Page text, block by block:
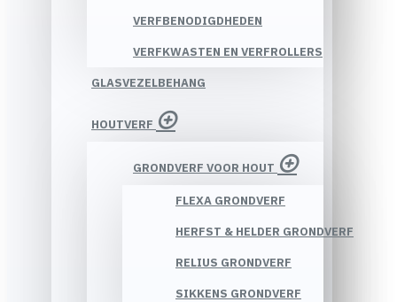
VERFBENODIGDHEDEN
VERFKWASTEN EN VERFROLLERS
GLASVEZELBEHANG
HOUTVERF
GRONDVERF VOOR HOUT
FLEXA GRONDVERF
HERFST & HELDER GRONDVERF
RELIUS GRONDVERF
SIKKENS GRONDVERF